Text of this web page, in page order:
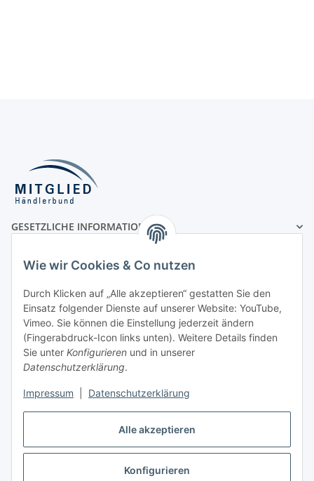
Alle akzeptieren
Konfigurieren
Wie wir Cookies & Co nutzen
Durch Klicken auf „Alle akzeptieren“ gestatten Sie den
Einsatz folgender Dienste auf unserer Website: YouTube,
Vimeo. Sie können die Einstellung jederzeit ändern
(Fingerabdruck-Icon links unten). Weitere Details finden
Sie unter Konfigurieren und in unserer
Datenschutzerklärung.
Impressum Datenschutzerklärung
GESETZLICHE INFORMATIONEN
MÖGLICHE ZAHLUNGSARTEN
Vorauskasse
Rechnung
UNSERE VERSANDPARTNER
Vertrag widerrufen